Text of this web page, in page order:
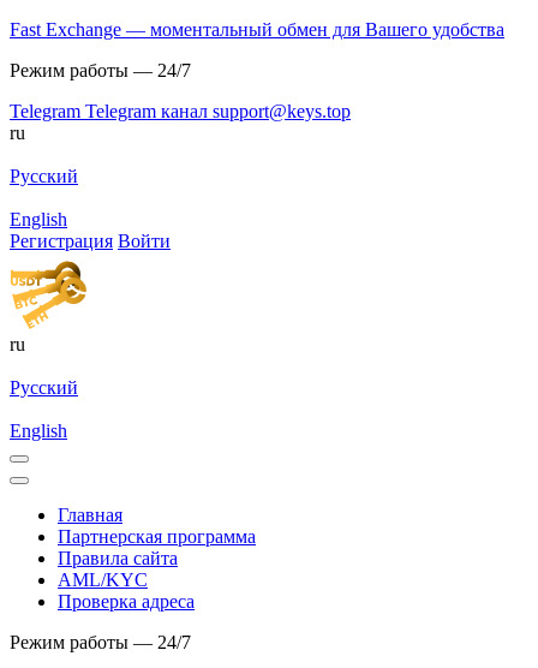
Fast Exchange — моментальный обмен для Вашего удобства
Режим работы — 24/7
Telegram Telegram канал support@keys.top
ru
Русский
English
Регистрация Войти
ru
Русский
English
Главная
Партнерская программа
Правила сайта
AML/KYC
Проверка адреса
Режим работы — 24/7